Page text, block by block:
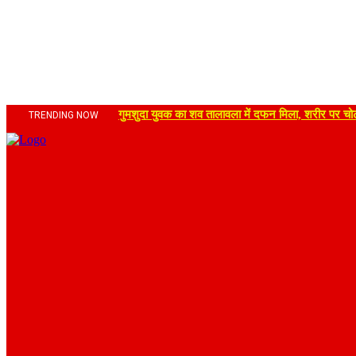
TRENDING NOW गुमशुदा युवक का शव तालावला में दफन मिला, शरीर पर